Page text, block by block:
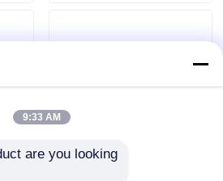
9:33 AM
are you looking